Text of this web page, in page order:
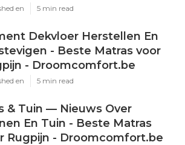
en 5 min read
Dekvloer Herstellen En
- Beste Matras voor
- Droomcomfort.be
en 5 min read
& Tuin — Nieuws Over
En Tuin - Beste Matras
Rugpijn - Droomcomfort.be